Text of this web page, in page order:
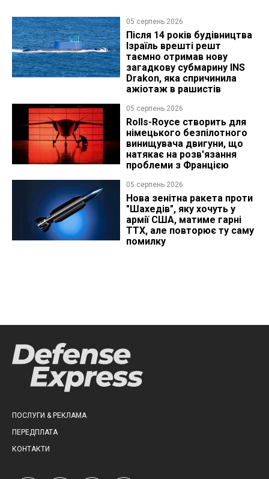
05 серпень 2026
Після 14 років будівництва
Ізраїль врешті решт
таємно отримав нову
загадкову субмарину INS
Drakon, яка спричинила
ажіотаж в рашистів
05 серпень 2026
Rolls-Royce створить для
німецького безпілотного
винищувача двигуни, що
натякає на розв'язання
проблеми з Францією
05 серпень 2026
Нова зенітна ракета проти
"Шахедів", яку хочуть у
армії США, матиме гарні
ТТХ, але повторює ту саму
помилку
ПОСЛУГИ & РЕКЛАМА
ПЕРЕДПЛАТА
КОНТАКТИ